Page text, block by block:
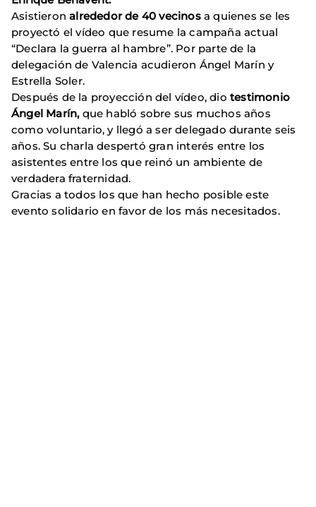
Asistieronalrededor de 40 vecinosa quienes se les
proyectó el vídeo que resume la campaña actual
“Declara la guerra al hambre”. Por parte de la
delegación de Valencia acudieron Ángel Marín y
Estrella Soler.
Después de la proyección del vídeo, dio testimonio
Ángel Marín,que habló sobre sus muchos años
como voluntario, y llegó a ser delegado durante seis
años. Su charla despertó gran interés entre los
asistentes entre los que reinó un ambiente de
verdadera fraternidad.
Gracias a todos los que han hecho posible este
evento solidario en favor de los más necesitados.